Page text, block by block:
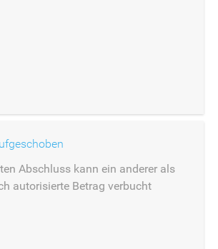
Abschluss kann ein anderer als
autorisierte Betrag verbucht